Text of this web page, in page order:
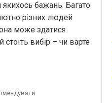
якихось бажань. Багато
різних людей
може здатися
вибір – чи варте